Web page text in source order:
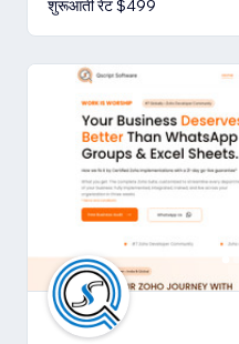
शुरूआती रेट $499